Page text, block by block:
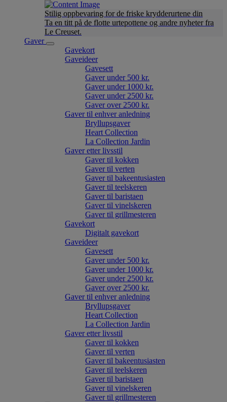
Stilig oppbevaring for de friske krydderurtene din
Ta en titt på de flotte urtepottene og andre nyheter fra
Le Creuset.
Gaver
Gavekort
Gaveideer
Gavesett
Gaver under 500 kr.
Gaver under 1000 kr.
Gaver under 2500 kr.
Gaver over 2500 kr.
Gaver til enhver anledning
Bryllupsgaver
Heart Collection
La Collection Jardin
Gaver etter livsstil
Gaver til kokken
Gaver til verten
Gaver til bakeentusiasten
Gaver til teelskeren
Gaver til baristaen
Gaver til vinelskeren
Gaver til grillmesteren
Gavekort
Digitalt gavekort
Gaveideer
Gavesett
Gaver under 500 kr.
Gaver under 1000 kr.
Gaver under 2500 kr.
Gaver over 2500 kr.
Gaver til enhver anledning
Bryllupsgaver
Heart Collection
La Collection Jardin
Gaver etter livsstil
Gaver til kokken
Gaver til verten
Gaver til bakeentusiasten
Gaver til teelskeren
Gaver til baristaen
Gaver til vinelskeren
Gaver til grillmesteren